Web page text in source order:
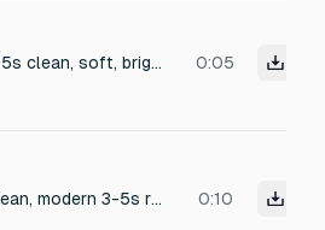
3-5s clean, soft, bright ringtone, gentle digital blips and soft metallic tones, playful yet elegant, premium, seamless loopable, unique, iPhone/FaceTime style. 0:05
Clean, modern 3-5s ringtone, soft digital blips, gentle metallic textures, playful yet elegant, energetic but not harsh, seamless loopable, premium, globally appealing, unique signature sound. 0:10